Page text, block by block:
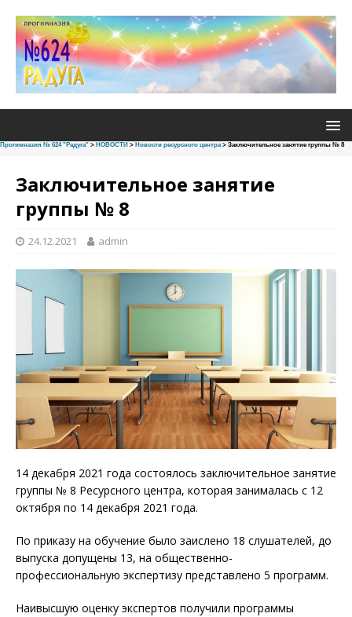
Прогимназия № 624 "Радуга" > НОВОСТИ > Новости ресурсного центра> Заключительное занятие группы № 8
Заключительное занятие
группы № 8
24.12.2021 admin
14 декабря 2021 года состоялось заключительное занятие
группы № 8 Ресурсного центра, которая занималась с 12
октября по 14 декабря 2021 года.
По приказу на обучение было заислено 18 слушателей, до
выпуска допущены 13, на общественно-
профессиональную экспертизу представлено 5 программ.
Наивысшую оценку экспертов получили программы